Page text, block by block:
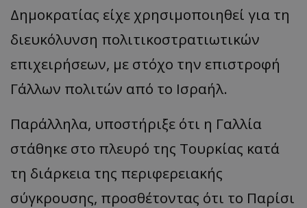
Δημοκρατίας είχε χρησιμοποιηθεί για τη
διευκόλυνση πολιτικοστρατιωτικών
επιχειρήσεων, με στόχο την επιστροφή
Γάλλων πολιτών από το Ισραήλ.
Παράλληλα, υποστήριξε ότι η Γαλλία
στάθηκε στο πλευρό της Τουρκίας κατά
τη διάρκεια της περιφερειακής
σύγκρουσης, προσθέτοντας ότι το Παρίσι